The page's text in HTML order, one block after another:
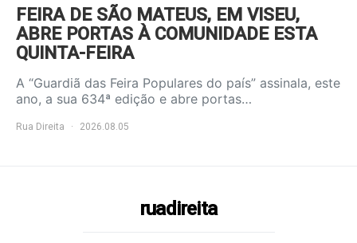
FEIRA DE SÃO MATEUS, EM VISEU,
ABRE PORTAS À COMUNIDADE ESTA
QUINTA-FEIRA
A “Guardiã das Feira Populares do país” assinala, este
ano, a sua 634ª edição e abre portas…
Rua Direita 2026.08.05
ruadireita